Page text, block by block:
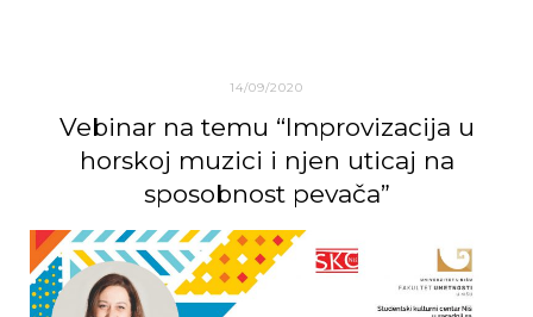
14/09/2020
Vebinar na temu “Improvizacija u
horskoj muzici i njen uticaj na
sposobnost pevača”